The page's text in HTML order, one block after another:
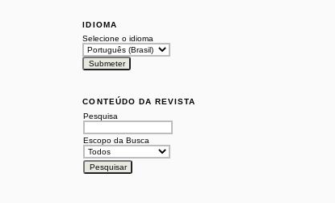
IDIOMA
Selecione o idioma
CONTEÚDO DA REVISTA
Pesquisa
Escopo da Busca